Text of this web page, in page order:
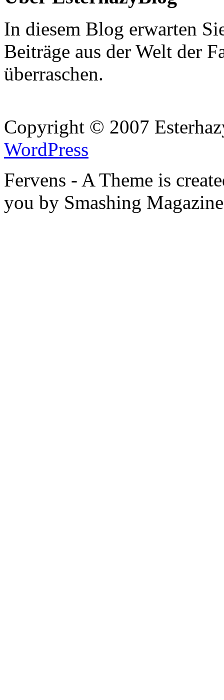
In diesem Blog erwarten
Beiträge aus der Welt der
überraschen.
Copyright © 2007
WordPress
Fervens - A Theme is
you by Smashing Magazine